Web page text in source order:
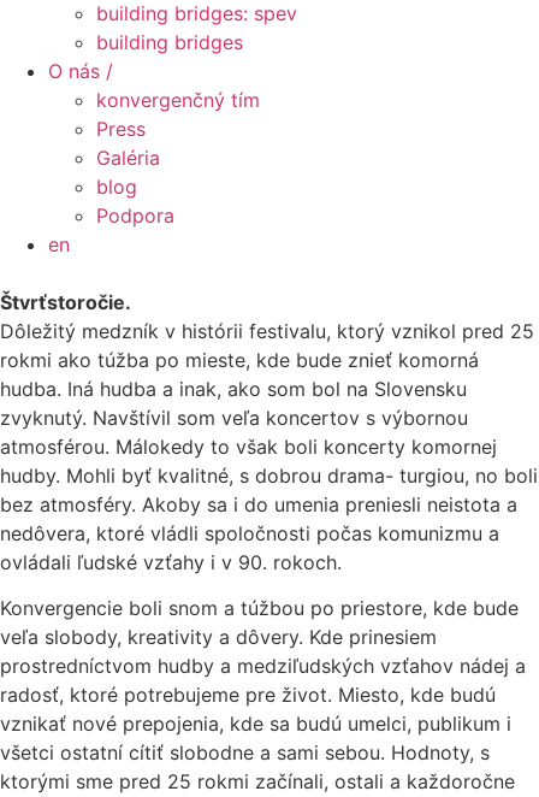
building bridges: spev
building bridges
O nás /
konvergenčný tím
Press
Galéria
blog
Podpora
en
Štvrťstoročie.
Dôležitý medzník v histórii festivalu, ktorý vznikol pred 25
rokmi ako túžba po mieste, kde bude znieť komorná
hudba. Iná hudba a inak, ako som bol na Slovensku
zvyknutý. Navštívil som veľa koncertov s výbornou
atmosférou. Málokedy to však boli koncerty komornej
hudby. Mohli byť kvalitné, s dobrou drama- turgiou, no boli
bez atmosféry. Akoby sa i do umenia preniesli neistota a
nedôvera, ktoré vládli spoločnosti počas komunizmu a
ovládali ľudské vzťahy i v 90. rokoch.
Konvergencie boli snom a túžbou po priestore, kde bude
veľa slobody, kreativity a dôvery. Kde prinesiem
prostredníctvom hudby a medziľudských vzťahov nádej a
radosť, ktoré potrebujeme pre život. Miesto, kde budú
vznikať nové prepojenia, kde sa budú umelci, publikum i
všetci ostatní cítiť slobodne a sami sebou. Hodnoty, s
ktorými sme pred 25 rokmi začínali, ostali a každoročne